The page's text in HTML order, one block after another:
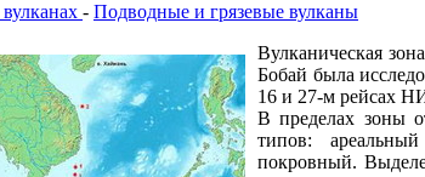
- Подводные и грязевые вулканы
Вулканическая
Бобай была
16 и 27-м рейсах
В пределах зоны
типов:
покровный.